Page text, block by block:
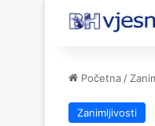
Početna /
Zanimljivosti